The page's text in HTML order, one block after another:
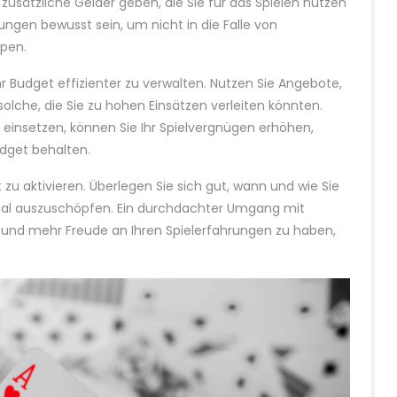
bewusst sein, um nicht in die Falle von
Budget effizienter zu verwalten. Nutzen Sie Angebote,
die Sie zu hohen Einsätzen verleiten könnten.
können Sie Ihr Spielvergnügen erhöhen,
behalten.
aktivieren. Überlegen Sie sich gut, wann und wie Sie
auszuschöpfen. Ein durchdachter Umgang mit
mehr Freude an Ihren Spielerfahrungen zu haben,